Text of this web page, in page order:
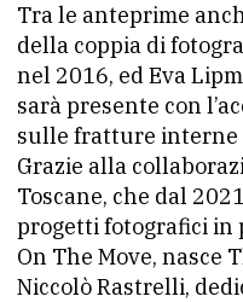
Tra le anteprime
della coppia di
nel 2016, ed Eva
sarà presente con
sulle fratture interne
Grazie alla
Toscane, che dal
progetti fotografici in
On The Move, nasce
Niccolò Rastrelli,